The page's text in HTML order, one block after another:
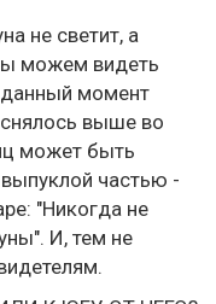
не светит, а
можем видеть
данный момент
выше во
может быть
частью -
"Никогда не
И, тем не